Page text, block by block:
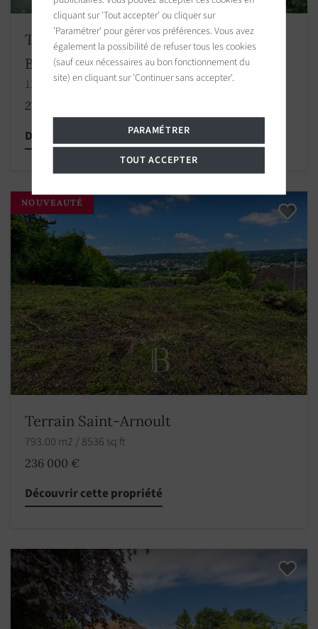
Terrain constructible Villons-les-
Buissons
1209.00 m2 / 13014 sq ft
270 000 €
Découvrir cette propriété
NOUVEAUTÉ
Terrain Saint-Arnoult
793.00 m2 / 8536 sq ft
236 000 €
Découvrir cette propriété
cliquant sur 'Tout accepter' ou cliquer sur
'Paramétrer' pour gérer vos préférences. Vous avez
également la possibilité de refuser tous les cookies
(sauf ceux nécessaires au bon fonctionnement du
site) en cliquant sur 'Continuer sans accepter'.
PARAMÉTRER
TOUT ACCEPTER